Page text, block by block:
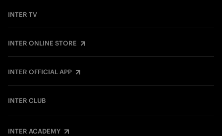
INTER TV
INTER ONLINE STORE
INTER OFFICIAL APP
INTER CLUB
INTER ACADEMY